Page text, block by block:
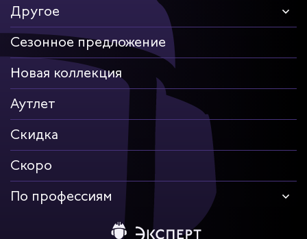
Другое
Сезонное предложение
Новая коллекция
Аутлет
Скидка
Скоро
По профессиям